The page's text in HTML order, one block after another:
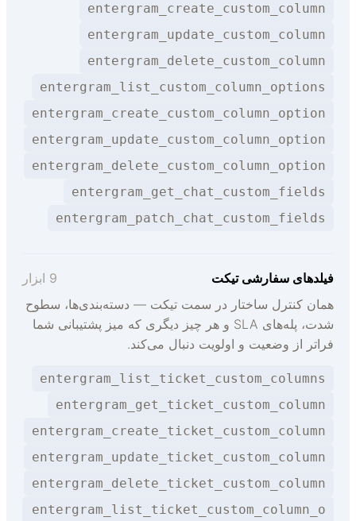
entergram_create_custom_column
entergram_update_custom_column
entergram_delete_custom_column
entergram_list_custom_column_options
entergram_create_custom_column_option
entergram_update_custom_column_option
entergram_delete_custom_column_option
entergram_get_chat_custom_fields
entergram_patch_chat_custom_fields
سفارشی تیکت
کنترل ساختار در سمت تیکت — دسته‌بندی‌ها، سطوح
شدت، پله‌های SLA و هر چیز دیگری که میز پشتیبانی شما
از وضعیت و اولویت دنبال می‌کند.
entergram_list_ticket_custom_columns
entergram_get_ticket_custom_column
entergram_create_ticket_custom_column
entergram_update_ticket_custom_column
entergram_delete_ticket_custom_column
entergram_list_ticket_custom_column_o